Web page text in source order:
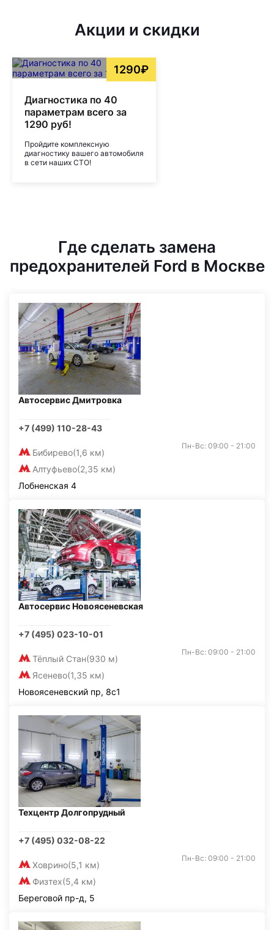
Акции и скидки
1290₽
Диагностика по 40
параметрам всего за
1290 руб!
Пройдите комплексную
диагностику вашего автомобиля
в сети наших СТО!
Где сделать замена
предохранителей Ford в Москве
Автосервис Дмитровка
+7 (499) 110-28-43
Бибирево(1,6 км)
Алтуфьево(2,35 км)
Пн-Вс: 09:00 - 21:00
Лобненская 4
Автосервис Новоясеневская
+7 (495) 023-10-01
Тёплый Стан(930 м)
Ясенево(1,35 км)
Пн-Вс: 09:00 - 21:00
Новоясеневский пр, 8с1
Техцентр Долгопрудный
+7 (495) 032-08-22
Ховрино(5,1 км)
Физтех(5,4 км)
Пн-Вс: 09:00 - 21:00
Береговой пр-д, 5